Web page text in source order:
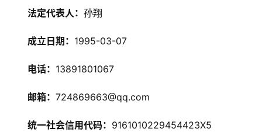
法定代表人： 孙翔
成立日期： 1995-03-07
电话： 13891801067
邮箱： 724869663@qq.com
统一社会信用代码： 9161010229454423X5